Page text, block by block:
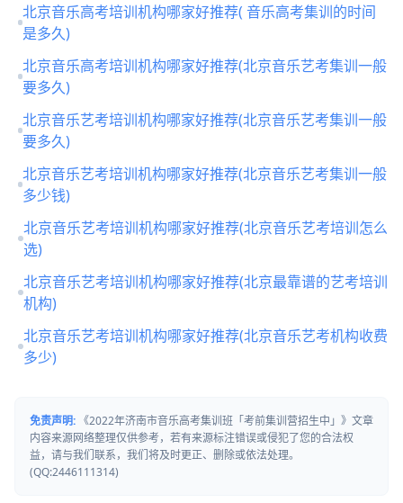
北京音乐高考培训机构哪家好推荐( 音乐高考集训的时间
是多久)
北京音乐高考培训机构哪家好推荐(北京音乐艺考集训一般
要多久)
北京音乐艺考培训机构哪家好推荐(北京音乐艺考集训一般
要多久)
北京音乐艺考培训机构哪家好推荐(北京音乐艺考集训一般
多少钱)
北京音乐艺考培训机构哪家好推荐(北京音乐艺考培训怎么
选)
北京音乐艺考培训机构哪家好推荐(北京最靠谱的艺考培训
机构)
北京音乐艺考培训机构哪家好推荐(北京音乐艺考机构收费
多少)
免责声明: 《2022年济南市音乐高考集训班「考前集训营招生中」》文章
内容来源网络整理仅供参考，若有来源标注错误或侵犯了您的合法权
益，请与我们联系，我们将及时更正、删除或依法处理。
(QQ:2446111314)